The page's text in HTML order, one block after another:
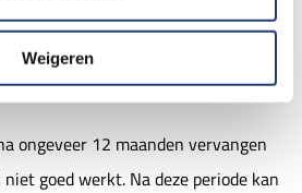
Weigeren
een PEG-katheter
ongeveer 12 maanden vervangen
goed werkt. Na deze periode kan